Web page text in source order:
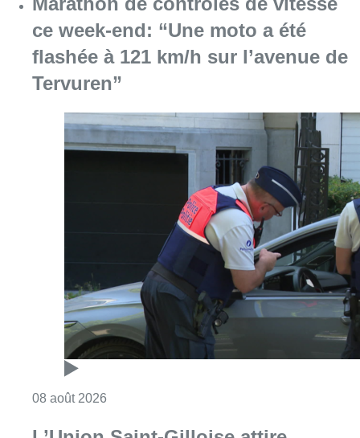
Consulter l'article "Marathon de contrôles
L’Union Saint-Gilloise attire
Bertram Kvist, milieu danois de 21
ans qui renforce les U23